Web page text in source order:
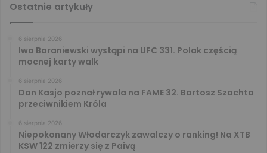
Ostatnie artykuły
6 sierpnia 2026
Iwo Baraniewski wystąpi na UFC 331. Polak częścią
mocnej karty walk
6 sierpnia 2026
Don Kasjo poznał rywala na FAME 32. Bartosz Szachta
przeciwnikiem Króla
6 sierpnia 2026
Niepokonany Włodarczyk zawalczy o ranking! Na XTB
KSW 122 zmierzy się z Paivą